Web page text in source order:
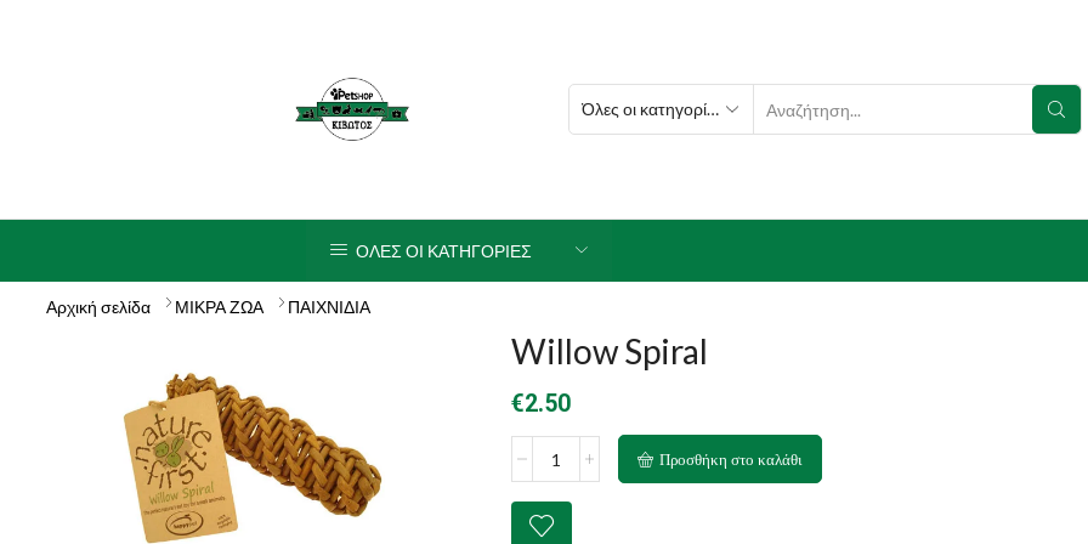
SEARCH
ΟΛΕΣ ΟΙ ΚΑΤΗΓΟΡΙΕΣ
Αρχική σελίδα ΜΙΚΡΑ ΖΩΑ ΠΑΙΧΝΙΔΙΑ
Willow Spiral
€2.50
Προσθήκη στο καλάθι